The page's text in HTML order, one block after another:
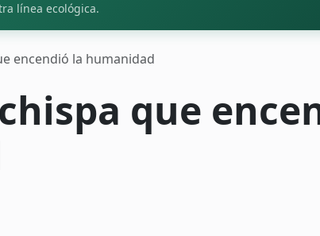
línea ecológica.
encendió la humanidad
que